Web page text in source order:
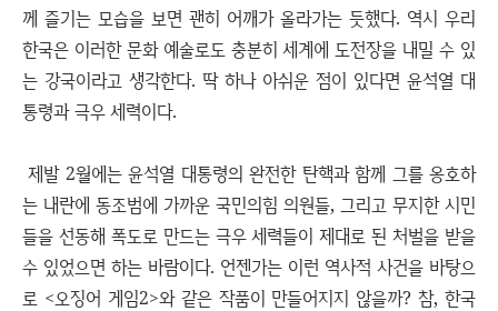
께 즐기는 모습을 보면 괜히 어깨가 올라가는 듯했다. 역시 우리
한국은 이러한 문화 예술로도 충분히 세계에 도전장을 내밀 수 있
는 강국이라고 생각한다. 딱 하나 아쉬운 점이 있다면 윤석열 대
통령과 극우 세력이다.
제발 2월에는 윤석열 대통령의 완전한 탄핵과 함께 그를 옹호하
는 내란에 동조범에 가까운 국민의힘 의원들, 그리고 무지한 시민
들을 선동해 폭도로 만드는 극우 세력들이 제대로 된 처벌을 받을
수 있었으면 하는 바람이다. 언젠가는 이런 역사적 사건을 바탕으
로 <오징어 게임2>와 같은 작품이 만들어지지 않을까? 참, 한국